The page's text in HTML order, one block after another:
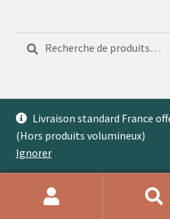
Livraison standard France
(Hors produits volumineux)
Ignorer
pour :
© Aventures de Maison 2026
Recherche
Recherche